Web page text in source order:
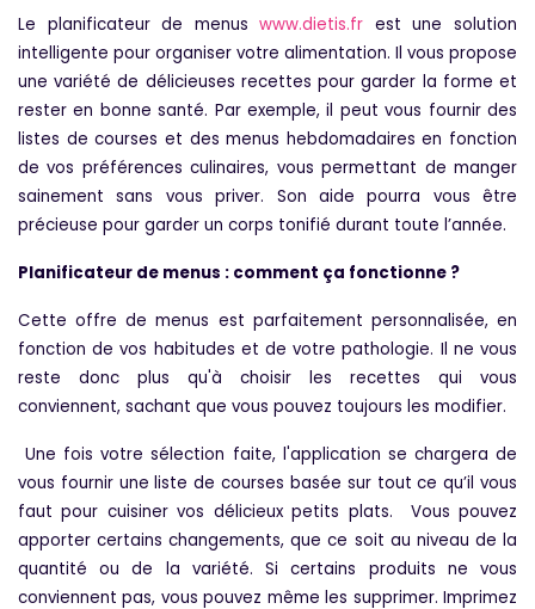
Le planificateur de menuswww.dietis.fr est une solution
intelligente pour organiser votre alimentation. Il vous propose
une variété de délicieuses recettes pour garder la forme et
rester en bonne santé. Par exemple, il peut vous fournir des
listes de courses et des menus hebdomadaires en fonction
de vos préférences culinaires, vous permettant de manger
sainement sans vous priver. Son aide pourra vous être
précieuse pour garder un corps tonifié durant toute l’année.
Planificateur de menus : comment ça fonctionne ?
Cette offre de menus est parfaitement personnalisée, en
fonction de vos habitudes et de votre pathologie. Il ne vous
reste donc plus qu'à choisir les recettes qui vous
conviennent, sachant que vous pouvez toujours les modifier.
Une fois votre sélection faite, l'application se chargera de
vous fournir une liste de courses basée sur tout ce qu’il vous
faut pour cuisiner vos délicieux petits plats. Vous pouvez
apporter certains changements, que ce soit au niveau de la
quantité ou de la variété. Si certains produits ne vous
conviennent pas, vous pouvez même les supprimer. Imprimez